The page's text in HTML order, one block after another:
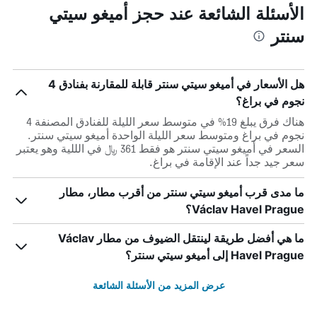
الأسئلة الشائعة عند حجز أميغو سيتي
سنتر
هل الأسعار في أميغو سيتي سنتر قابلة للمقارنة بفنادق 4
نجوم في براغ؟
هناك فرق يبلغ 19% في متوسط ​​سعر الليلة للفنادق المصنفة 4
نجوم في براغ ومتوسط ​​سعر الليلة الواحدة أميغو سيتي سنتر.
السعر في أميغو سيتي سنتر هو فقط 361 ﷼ في الللية وهو يعتبر
سعر جيد جداً عند الإقامة في براغ.
ما مدى قرب أميغو سيتي سنتر من أقرب مطار، مطار
Václav Havel Prague؟
ما هي أفضل طريقة لينتقل الضيوف من مطار Václav
Havel Prague إلى أميغو سيتي سنتر؟
عرض المزيد من الأسئلة الشائعة